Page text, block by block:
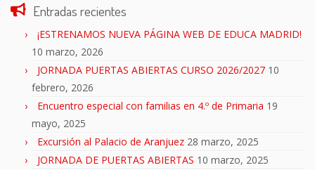
Entradas recientes
¡ESTRENAMOS NUEVA PÁGINA WEB DE EDUCA MADRID!
10 marzo, 2026
JORNADA PUERTAS ABIERTAS CURSO 2026/2027 10
febrero, 2026
Encuentro especial con familias en 4.º de Primaria 19
mayo, 2025
Excursión al Palacio de Aranjuez 28 marzo, 2025
JORNADA DE PUERTAS ABIERTAS 10 marzo, 2025